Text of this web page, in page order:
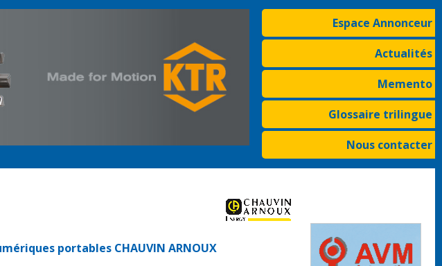
Espace Annonceur
Actualités
Memento
Glossaire trilingue
Nous contacter
portables CHAUVIN ARNOUX